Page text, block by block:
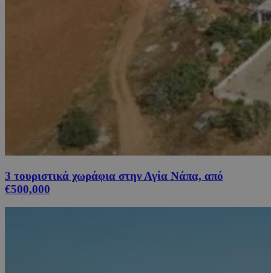
3 τουριστικά χωράφια στην Αγία Νάπα, από
€500,000